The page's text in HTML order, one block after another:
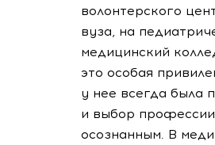
волонтерского
вуза, на
медицинский
это особая
у нее всегда была
и выбор
осознанным. В